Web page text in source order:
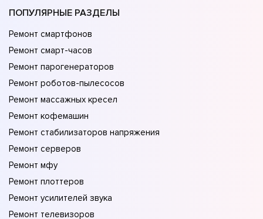
ПОПУЛЯРНЫЕ РАЗДЕЛЫ
Ремонт смартфонов
Ремонт смарт-часов
Ремонт парогенераторов
Ремонт роботов-пылесосов
Ремонт массажных кресел
Ремонт кофемашин
Ремонт стабилизаторов напряжения
Ремонт серверов
Ремонт мфу
Ремонт плоттеров
Ремонт усилителей звука
Ремонт телевизоров